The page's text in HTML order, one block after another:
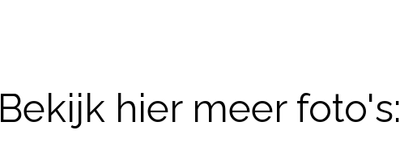
Bekijk hier meer foto's: